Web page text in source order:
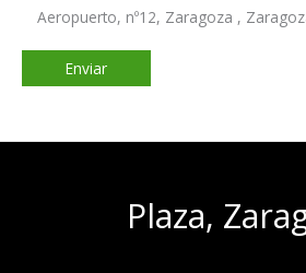
Aeropuerto, nº12, Zaragoza ,
Plaza,